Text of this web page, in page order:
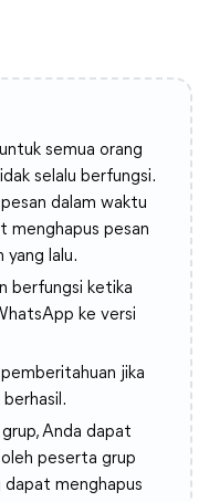
semua orang
selalu berfungsi.
dalam waktu
menghapus pesan
yang lalu.
berfungsi ketika
ke versi
jika
Anda dapat
peserta grup
dapat menghapus